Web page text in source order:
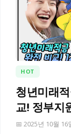
HOT
청년미래
교! 정부지
📅 2025년 10월 16